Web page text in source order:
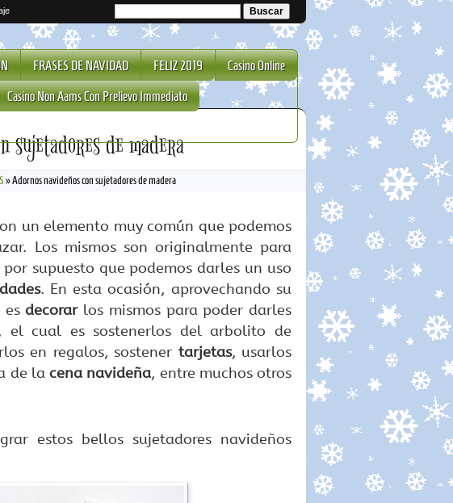
FRASES DE NAVIDAD FELIZ 2019 Casino Online
Casino Non Aams Con Prelievo Immediato
sujetadores de madera
»Adornos navideños con sujetadores de madera
un elemento muy común que podemos
Los mismos son originalmente para
supuesto que podemos darles un uso
. En esta ocasión, aprovechando su
esdecorarlos mismos para poder darles
el cual es sostenerlos del arbolito de
en regalos, sostener tarjetas, usarlos
de lacena navideña, entre muchos otros
estos bellos sujetadores navideños